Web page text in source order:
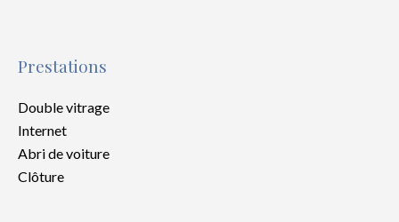
Prestations
Double vitrage
Internet
Abri de voiture
Clôture